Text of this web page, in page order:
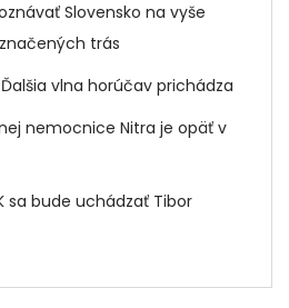
Slovensko na vyše
trás
vlna horúčav prichádza
nemocnice Nitra je opäť v
sa bude uchádzať Tibor